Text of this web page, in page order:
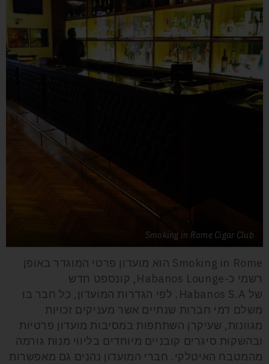
Smoking in Rome Cigar Club
Smoking in Rome הוא מועדון פרטי המוגדר באופן
רשמי כ-Habanos Lounge, קונספט חדש
של Habanos S.A . לפי הגדרות המועדון, כל חבר בו
משלם דמי חברות שנתיים אשר מעניקים זכויות
מגוונות, שעיקרן השתתפות במסיבות מועדון פרטיות
ובהשקות סיגרים קובניים מיוחדים בליווי מנות גורמה
מהמטבח האיטלקי. חברי המועדון נהנים גם מאפשרות